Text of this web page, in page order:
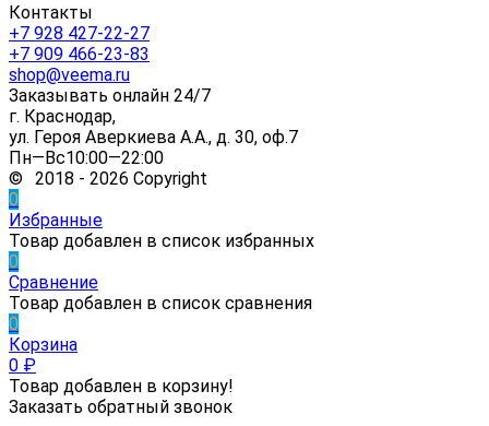
Контакты
+7 928 427-22-27
+7 909 466-23-83
shop@veema.ru
Заказывать онлайн 24/7
г. Краснодар,
ул. Героя Аверкиева А.А., д. 30, оф.7
Пн—Вс10:00—22:00
© 2018 - 2026 Copyright
0
Избранные
Товар добавлен в список избранных
0
Сравнение
Товар добавлен в список сравнения
0
Корзина
0 ₽
Товар добавлен в корзину!
Заказать обратный звонок